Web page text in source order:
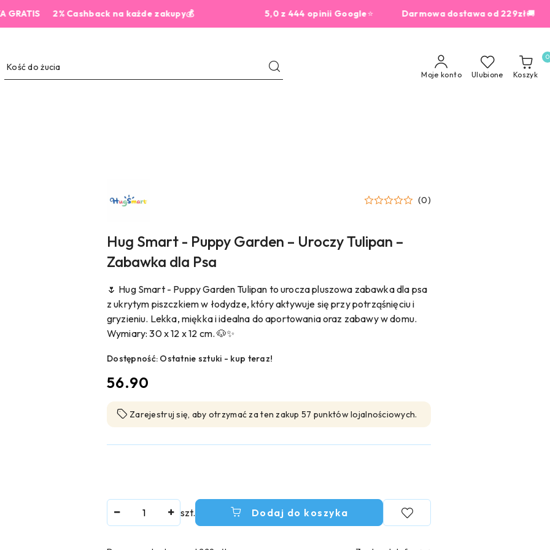
2% Cashback na każde zakupy💰 5,0 z 444 opinii Google⭐Darmowa dostawa od 229zł🚚dla
Moje konto Ulubione Koszyk
0
HUG
SMART
(0)
Hug Smart - Puppy Garden – Uroczy Tulipan –
Zabawka dla Psa
🌷 Hug Smart - Puppy Garden Tulipan to urocza pluszowa zabawka dla psa
z ukrytym piszczkiem w łodydze, który aktywuje się przy potrząśnięciu i
gryzieniu. Lekka, miękka i idealna do aportowania oraz zabawy w domu.
Wymiary: 30 x 12 x 12 cm. 🐶✨
Dostępność: Ostatnie sztuki - kup teraz!
cena:
56.90
Zarejestruj się, aby otrzymać za ten zakup 57 punktów lojalnościowych.
szt. Dodaj do koszyka